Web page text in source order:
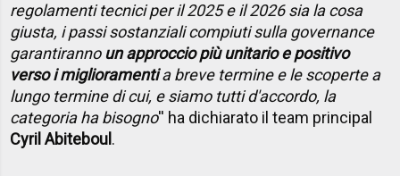
regolamenti tecnici per il 2025 e il 2026 sia la cosa
giusta, i passi sostanziali compiuti sulla governance
garantirannoun approccio più unitario e positivo
verso i miglioramentia breve termine e le scoperte a
lungo termine di cui, e siamo tutti d'accordo, la
categoria ha bisogno'' ha dichiarato il team principal
Cyril Abiteboul .